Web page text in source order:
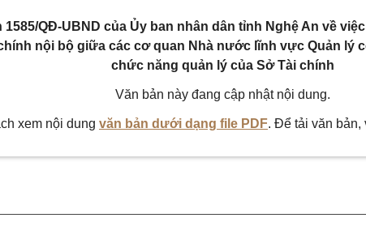
1585/QĐ-UBND của Ủy ban nhân dân tỉnh Nghệ An về
nội bộ giữa các cơ quan Nhà nước lĩnh vực Quản lý
chức năng quản lý của Sở Tài chính
Văn bản này đang cập nhật nội dung.
xem nội dung văn bản dưới dạng file PDF. Để tải văn bản,